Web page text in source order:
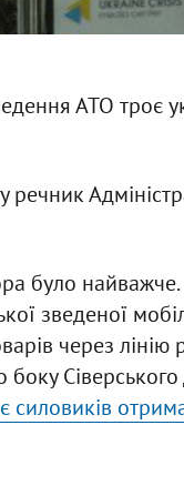
АТО троє
було
зведеної
через
боку
силовиків